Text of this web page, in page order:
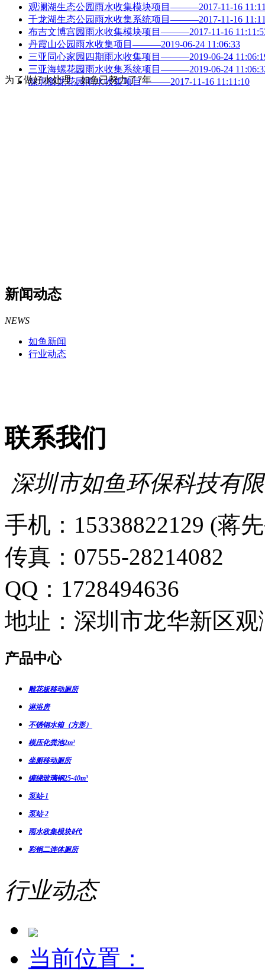
观澜湖生态公园雨水收集模块项目———2017-11-16
千龙湖生态公园雨水收集系统项目———2017-11-16
布吉文博宫园雨水收集模块项目———2017-11-16
丹霞山公园雨水收集项目———2019-06-24 11:06:33
三亚同心家园四期雨水收集项目———2019-06-24
三亚海螺花园雨水收集系统项目———2019-06-24
深圳御龙花园雨水收集项目———2017-11-16 11:11:10
为了做好水处理，如鱼已努力了7年
新闻动态
NEWS
如鱼新闻
行业动态
联系我们
深圳市如鱼环保科技有
手机：15338822129 (蒋
传真：0755-28214082
QQ：1728494636
地址：深圳市龙华新区
产品中心
雕花板移动厕所
淋浴房
不锈钢水箱（方形）
模压化粪池2m³
坐厕移动厕所
缠绕玻璃钢25-40m³
泵站-1
泵站-2
雨水收集模块Ⅱ代
彩钢二连体厕所
行业动态
当前位置：